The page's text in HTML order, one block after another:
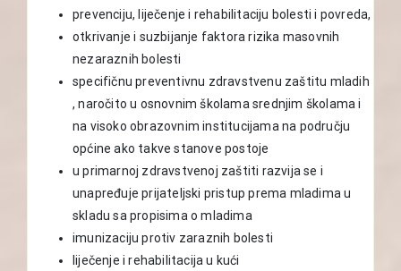
prevenciju, liječenje i rehabilitaciju bolesti i povreda,
otkrivanje i suzbijanje faktora rizika masovnih
nezaraznih bolesti
specifičnu preventivnu zdravstvenu zaštitu mladih
, naročito u osnovnim školama srednjim školama i
na visoko obrazovnim institucijama na području
općine ako takve stanove postoje
u primarnoj zdravstvenoj zaštiti razvija se i
unapređuje prijateljski pristup prema mladima u
skladu sa propisima o mladima
imunizaciju protiv zaraznih bolesti
liječenje i rehabilitacija u kući